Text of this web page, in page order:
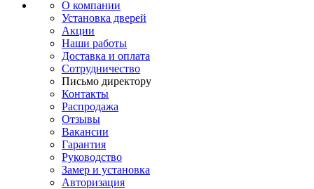
О компании
Установка дверей
Акции
Наши работы
Доставка и оплата
Сотрудничество
Письмо директору
Контакты
Распродажа
Отзывы
Вакансии
Гарантия
Руководство
Замер и установка
Авторизация